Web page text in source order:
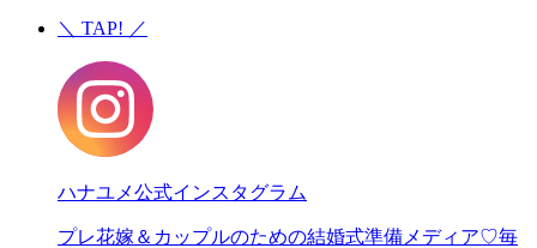
＼ TAP! ／
ハナユメ公式インスタグラム
プレ花嫁＆カップルのための結婚式準備メディア♡毎